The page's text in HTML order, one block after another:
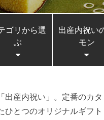
ゴリから選
ぶ
出産内祝い
モン
産内祝い」。定番のカ
とつのオリジナルギフト